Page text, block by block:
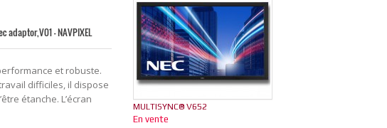
adaptor,V01 - NAVPIXEL
et robuste.
difficiles, il dispose
étanche. L’écran
MULTISYNC® V652
En vente